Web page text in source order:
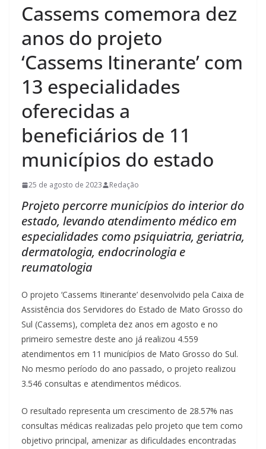
Cassems comemora dez
anos do projeto
‘Cassems Itinerante’ com
13 especialidades
oferecidas a
beneficiários de 11
municípios do estado
25 de agosto de 2023 Redação
Projeto percorre municípios do interior do
estado, levando atendimento médico em
especialidades como psiquiatria, geriatria,
dermatologia, endocrinologia e
reumatologia
O projeto ‘Cassems Itinerante’ desenvolvido pela Caixa de
Assistência dos Servidores do Estado de Mato Grosso do
Sul (Cassems), completa dez anos em agosto e no
primeiro semestre deste ano já realizou 4.559
atendimentos em 11 municípios de Mato Grosso do Sul.
No mesmo período do ano passado, o projeto realizou
3.546 consultas e atendimentos médicos.
O resultado representa um crescimento de 28.57% nas
consultas médicas realizadas pelo projeto que tem como
objetivo principal, amenizar as dificuldades encontradas